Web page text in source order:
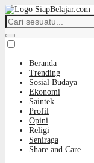
Beranda
Trending
Sosial Budaya
Ekonomi
Saintek
Profil
Opini
Religi
Seniraga
Share and Care